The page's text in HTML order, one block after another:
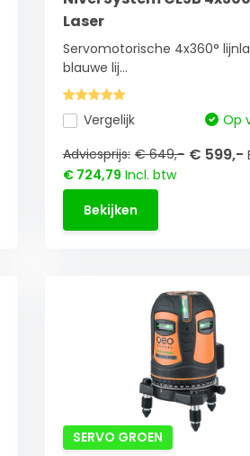
Laser
Servomotorische 4x360°
blauwe lij...
Vergelijk
Op
Adviesprijs: € 649,- € 599,-
€ 724,79 Incl. btw
Bekijken
SERVO GROEN